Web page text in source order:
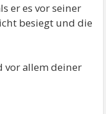
er es vor seiner
besiegt und die
vor allem deiner